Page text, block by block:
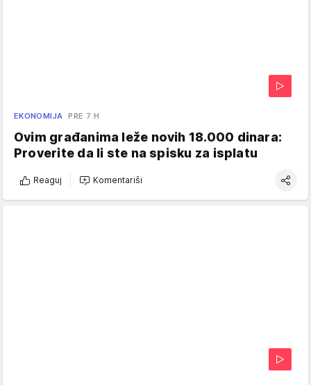
EKONOMIJA PRE 7 H
Ovim građanima leže novih 18.000 dinara:
Proverite da li ste na spisku za isplatu
Reaguj Komentariši